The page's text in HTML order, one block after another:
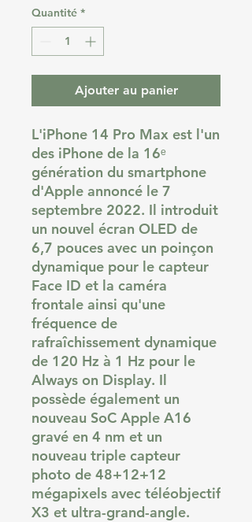
Quantité *
Ajouter au panier
L'iPhone 14 Pro Max est l'un
des iPhone de la 16ᵉ
génération du smartphone
d'Apple annoncé le 7
septembre 2022. Il introduit
un nouvel écran OLED de
6,7 pouces avec un poinçon
dynamique pour le capteur
Face ID et la caméra
frontale ainsi qu'une
fréquence de
rafraîchissement dynamique
de 120 Hz à 1 Hz pour le
Always on Display. Il
possède également un
nouveau SoC Apple A16
gravé en 4 nm et un
nouveau triple capteur
photo de 48+12+12
mégapixels avec téléobjectif
X3 et ultra-grand-angle.